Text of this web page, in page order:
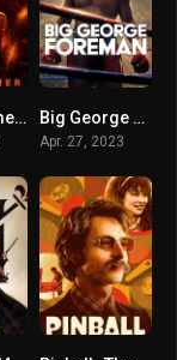
Oppenheimer (2023) ออพเพนไฮเมอร์ Big George Foreman (2023) บิ๊กจอร์จ โฟร์แมน
Apr. 27, 2023